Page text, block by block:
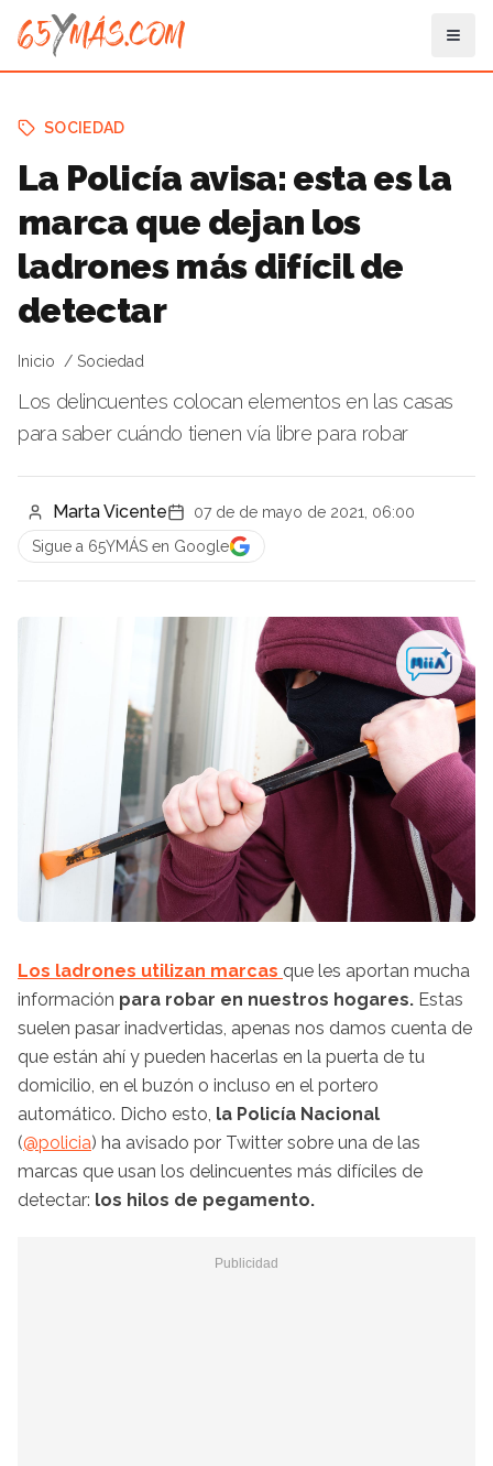
SOCIEDAD
La Policía avisa: esta es la
marca que dejan los
ladrones más difícil de
detectar
Inicio Sociedad
Los delincuentes colocan elementos en las casas
para saber cuándo tienen vía libre para robar
Marta Vicente
07 de de mayo de 2021, 06:00
Sigue a 65YMÁS en Google
Los ladrones utilizan marcas que les aportan mucha
información para robar en nuestros hogares. Estas
suelen pasar inadvertidas, apenas nos damos cuenta de
que están ahí y pueden hacerlas en la puerta de tu
domicilio, en el buzón o incluso en el portero
automático. Dicho esto, la Policía Nacional
(@policia) ha avisado por Twitter sobre una de las
marcas que usan los delincuentes más difíciles de
detectar: los hilos de pegamento.